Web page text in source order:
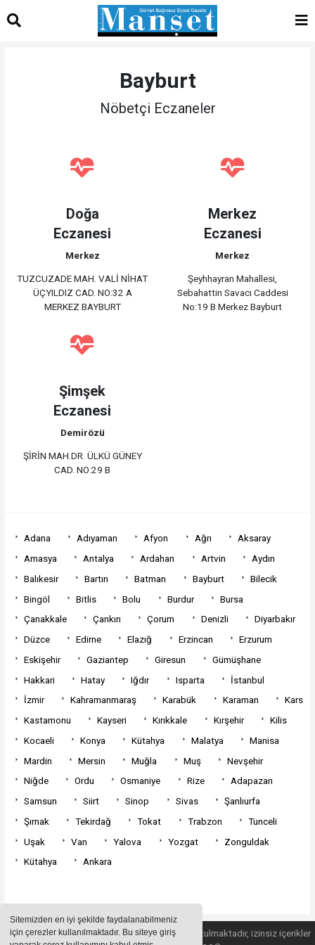
Sitemizden en iyi şekilde faydalanabilmeniz
için çerezler kullanılmaktadır. Bu siteye giriş
Bayburt
Nöbetçi Eczaneler
Doğa
Eczanesi
Merkez
TUZCUZADE MAH. VALİ NİHAT
ÜÇYILDIZ CAD. NO:32 A
MERKEZ BAYBURT
Merkez
Eczanesi
Merkez
Şeyhhayran Mahallesi,
Sebahattin Savacı Caddesi
No:19 B Merkez Bayburt
Şimşek
Eczanesi
Demirözü
ŞİRİN MAH.DR. ÜLKÜ GÜNEY
CAD. NO:29 B
Adana Adıyaman Afyon Ağrı
Aksaray
Amasya
Antalya Ardahan Artvin
Aydın
Balıkesir
Bartın Batman Bayburt
Bilecik
Bingöl
Bitlis Bolu Burdur
Bursa
Çanakkale
Çankırı Çorum Denizli
Diyarbakır
Düzce
Edirne Elazığ Erzincan
Erzurum
Eskişehir
Gaziantep Giresun
Gümüşhane
Hakkari
Hatay Iğdır Isparta
İstanbul
İzmir
Kahramanmaraş Karabük Karaman
Kars
Kastamonu
Kayseri Kırıkkale Kırşehir
Kilis
Kocaeli
Konya Kütahya Malatya
Manisa
Mardin
Mersin Muğla Muş
Nevşehir
Niğde
Ordu Osmaniye Rize
Adapazarı
Samsun
Siirt Sinop Sivas
Şanlıurfa
Şırnak
Tekirdağ Tokat Trabzon
Tunceli
Uşak
Van Yalova Yozgat
Zonguldak
Kütahya
Ankara
Sitemizde bulunan içeriklerin tüm hakları saklı tutulmaktadır, izinsiz içerikler